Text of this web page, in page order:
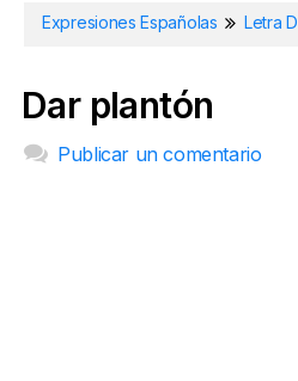
Expresiones Españolas Letra D
Dar plantón
Publicar un comentario